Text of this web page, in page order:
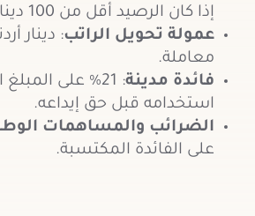
إذا كان الرصيد أقل من 100 دينار.
عمولة تحويل الراتب: دينار
معاملة.
فائدة مدينة
: 21% على
استخدامه قبل حق إيداعه.
الضرائب والمساهمات
على الفائدة المكتسبة.